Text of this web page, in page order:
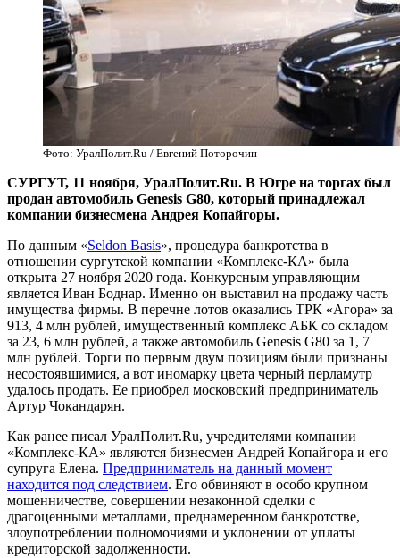
Фото: УралПолит.Ru / Евгений Поторочин
​СУРГУТ, 11 ноября, УралПолит.Ru. В Югре на торгах был
продан автомобиль Genesis G80, который принадлежал
компании бизнесмена Андрея Копайгоры.
По данным «Seldon Basis», процедура банкротства в
отношении сургутской компании «Комплекс-КА» была
открыта 27 ноября 2020 года. Конкурсным управляющим
является Иван Боднар. Именно он выставил на продажу часть
имущества фирмы. В перечне лотов оказались ТРК «Агора» за
913, 4 млн рублей, имущественный комплекс АБК со складом
за 23, 6 млн рублей, а также автомобиль Genesis G80 за 1, 7
млн рублей. Торги по первым двум позициям были признаны
несостоявшимися, а вот иномарку цвета черный перламутр
удалось продать. Ее приобрел московский предприниматель
Артур Чокандарян.
Как ранее писал УралПолит.Ru, учредителями компании
«Комплекс-КА» являются бизнесмен Андрей Копайгора и его
супруга Елена. Предприниматель на данный момент
находится под следствием. Его обвиняют в особо крупном
мошенничестве, совершении незаконной сделки с
драгоценными металлами, преднамеренном банкротстве,
злоупотреблении полномочиями и уклонении от уплаты
кредиторской задолженности.